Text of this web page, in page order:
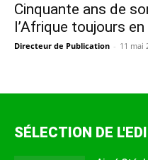
Cinquante ans de
l’Afrique toujours
Directeur de Publication - 11 mai
SÉLECTION DE